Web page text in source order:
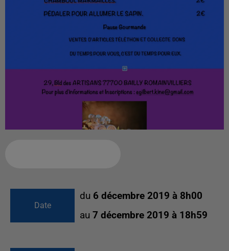
Date
du 6 décembre 2019 à 8h00
au 7 décembre 2019 à 18h59